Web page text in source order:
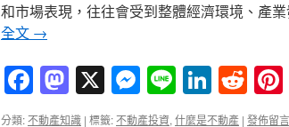
和市場表現，往往會受到整體經濟環境、產
全文 →
Facebook
Mastodon
X Messenger
Line
分類:不動產知識 | 標籤:不動產投資, 什麼是不動產 | 發佈留言